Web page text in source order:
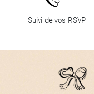
Suivi de vos RSVP